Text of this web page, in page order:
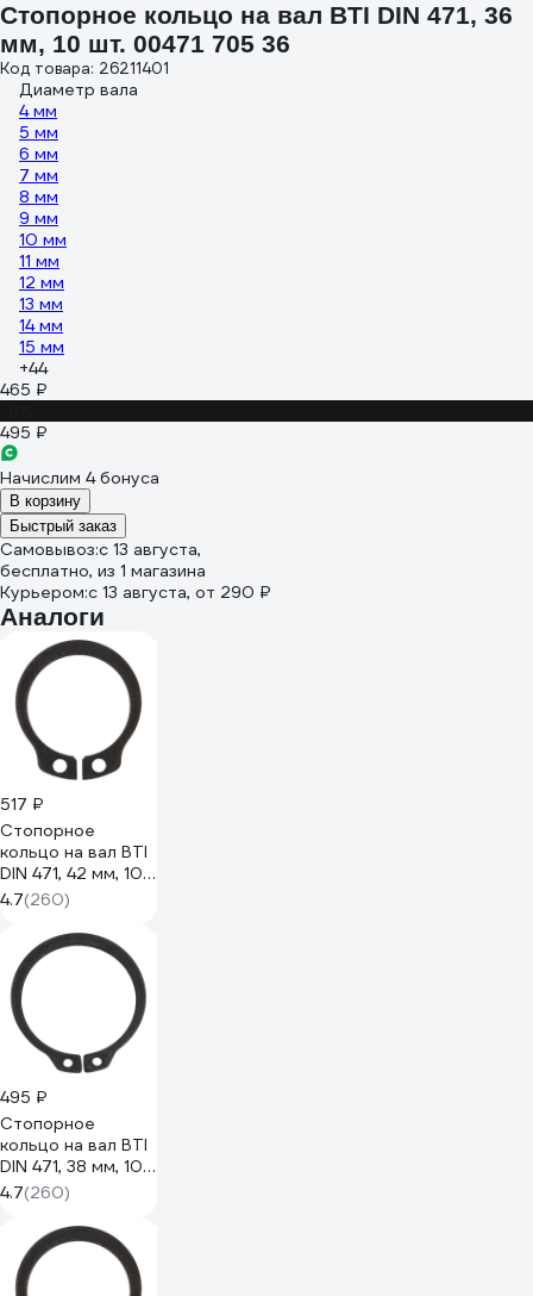
Стопорное кольцо на вал BTI DIN 471, 36
мм, 10 шт. 00471 705 36
Код товара: 26211401
Диаметр вала
4 мм
5 мм
6 мм
7 мм
8 мм
9 мм
10 мм
11 мм
12 мм
13 мм
14 мм
15 мм
+44
465 ₽
495 ₽
Начислим 4 бонуса
В корзину
Быстрый заказ
Самовывоз:c 13 августа,
бесплатно, из 1 магазина
Курьером:c 13 августа, от 290 ₽
Аналоги
517 ₽
Стопорное
кольцо на вал BTI
DIN 471, 42 мм, 10
шт. 00471 705 42
4.7(260)
495 ₽
Стопорное
кольцо на вал BTI
DIN 471, 38 мм, 10
шт. 00471 705 38
4.7(260)